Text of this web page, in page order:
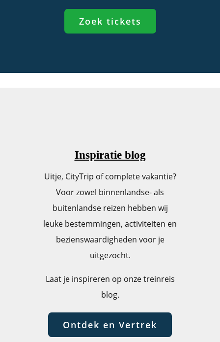
Zoek tickets
Inspiratie blog
Uitje, CityTrip of complete vakantie?
Voor zowel binnenlandse- als
buitenlandse reizen hebben wij
leuke bestemmingen, activiteiten en
bezienswaardigheden voor je
uitgezocht.
Laat je inspireren op onze treinreis
blog.
Ontdek en Vertrek